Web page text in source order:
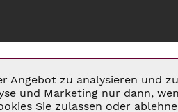
Angebot zu analysieren und
und Marketing nur dann,
Sie zulassen oder